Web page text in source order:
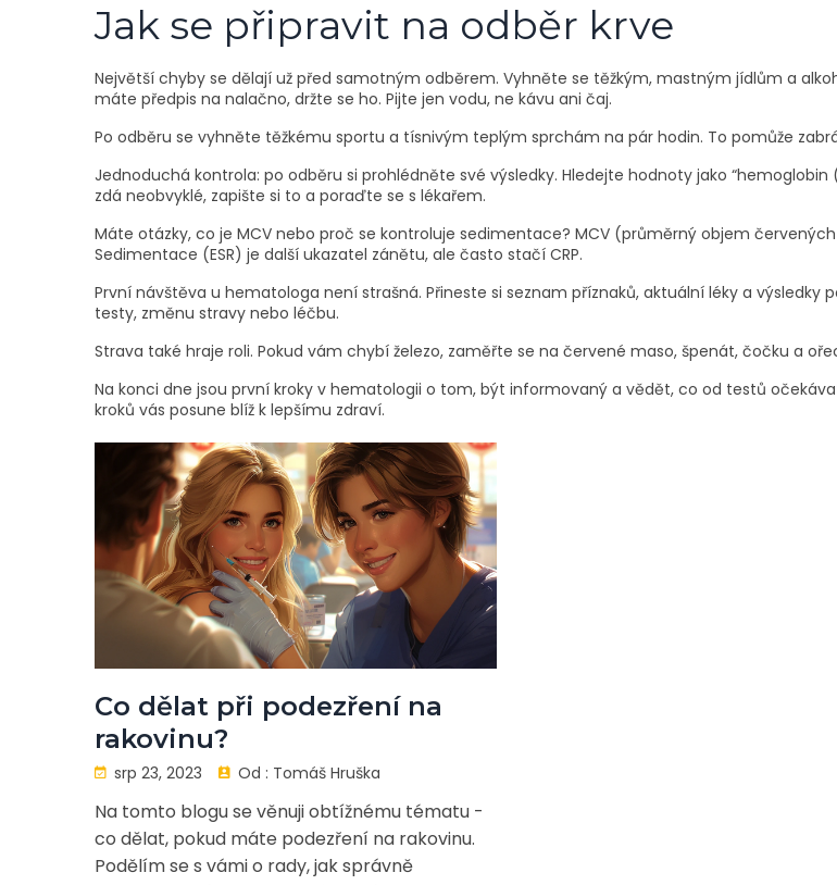
Jak se připravit na odběr krve
Největší chyby se dělají už před samotným odběrem. Vyhněte se těžkým, mastným jídlům a
máte předpis na nalačno, držte se ho. Pijte jen vodu, ne kávu ani čaj.
Po odběru se vyhněte těžkému sportu a tísnivým teplým sprchám na pár hodin. To pomůže
Jednoduchá kontrola: po odběru si prohlédněte své výsledky. Hledejte hodnoty jako “hemoglobin
zdá neobvyklé, zapište si to a poraďte se s lékařem.
Máte otázky, co je MCV nebo proč se kontroluje sedimentace? MCV (průměrný objem
Sedimentace (ESR) je další ukazatel zánětu, ale často stačí CRP.
První návštěva u hematologa není strašná. Přineste si seznam příznaků, aktuální léky a
testy, změnu stravy nebo léčbu.
Strava také hraje roli. Pokud vám chybí železo, zaměřte se na červené maso, špenát, čočku a
Na konci dne jsou první kroky v hematologii o tom, být informovaný a vědět, co od testů
kroků vás posune blíž k lepšímu zdraví.
Co dělat při podezření na
rakovinu?
srp 23, 2023 Od : Tomáš Hruška
Na tomto blogu se věnuji obtížnému tématu -
co dělat, pokud máte podezření na rakovinu.
Podělím se s vámi o rady, jak správně